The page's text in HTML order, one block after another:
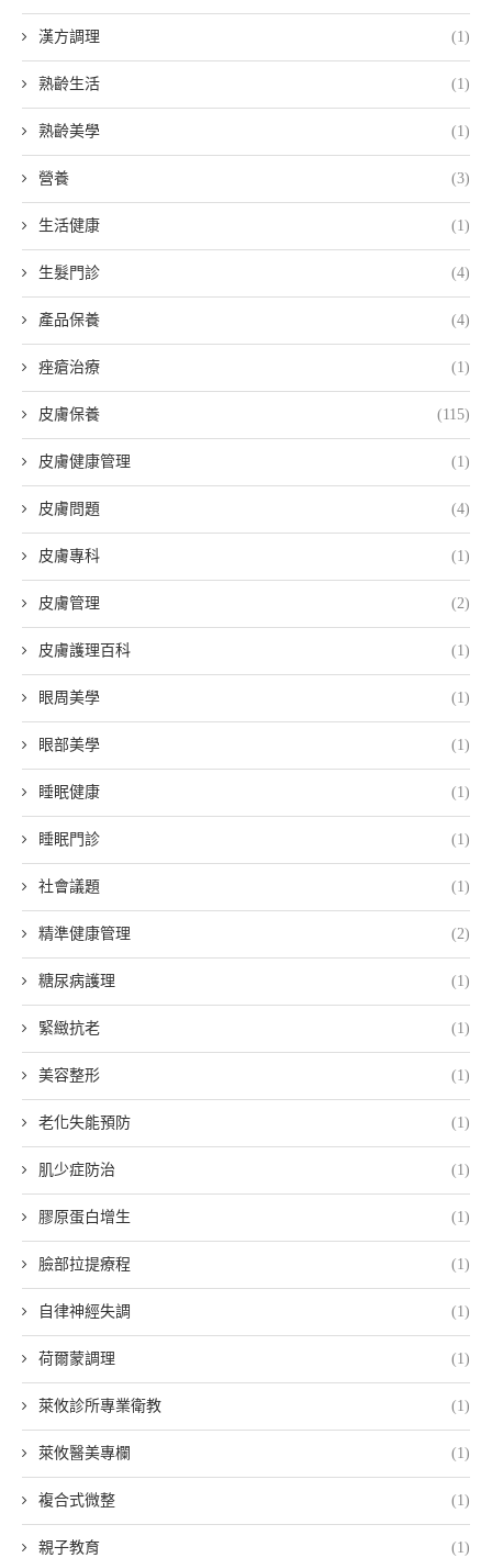
漢方調理 (1)
熟齡生活 (1)
熟齡美學 (1)
營養 (3)
生活健康 (1)
生髮門診 (4)
產品保養 (4)
痤瘡治療 (1)
皮膚保養 (115)
皮膚健康管理 (1)
皮膚問題 (4)
皮膚專科 (1)
皮膚管理 (2)
皮膚護理百科 (1)
眼周美學 (1)
眼部美學 (1)
睡眠健康 (1)
睡眠門診 (1)
社會議題 (1)
精準健康管理 (2)
糖尿病護理 (1)
緊緻抗老 (1)
美容整形 (1)
老化失能預防 (1)
肌少症防治 (1)
膠原蛋白增生 (1)
臉部拉提療程 (1)
自律神經失調 (1)
荷爾蒙調理 (1)
萊攸診所專業衛教 (1)
萊攸醫美專欄 (1)
複合式微整 (1)
親子教育 (1)